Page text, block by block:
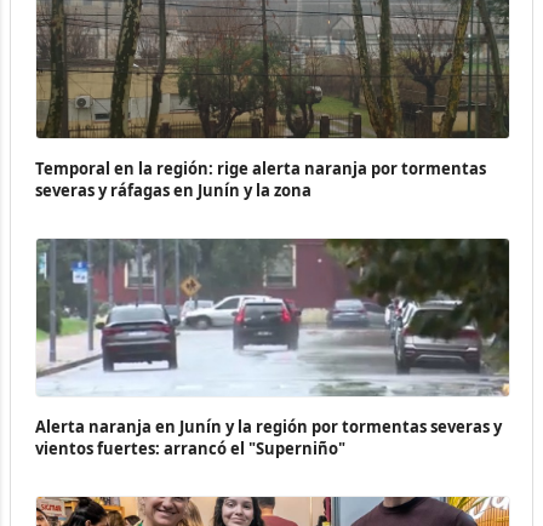
Temporal en la región: rige alerta naranja por tormentas
severas y ráfagas en Junín y la zona
Alerta naranja en Junín y la región por tormentas severas y
vientos fuertes: arrancó el "Superniño"